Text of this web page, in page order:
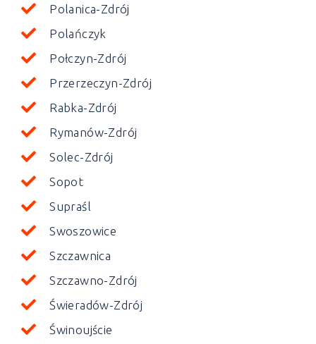
Polanica-Zdrój
Polańczyk
Połczyn-Zdrój
Przerzeczyn-Zdrój
Rabka-Zdrój
Rymanów-Zdrój
Solec-Zdrój
Sopot
Supraśl
Swoszowice
Szczawnica
Szczawno-Zdrój
Świeradów-Zdrój
Świnoujście